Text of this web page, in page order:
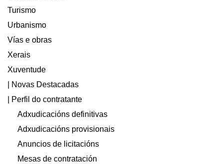
Turismo
Urbanismo
Vías e obras
Xerais
Xuventude
| Novas Destacadas
| Perfil do contratante
Adxudicacións definitivas
Adxudicacións provisionais
Anuncios de licitacións
Mesas de contratación